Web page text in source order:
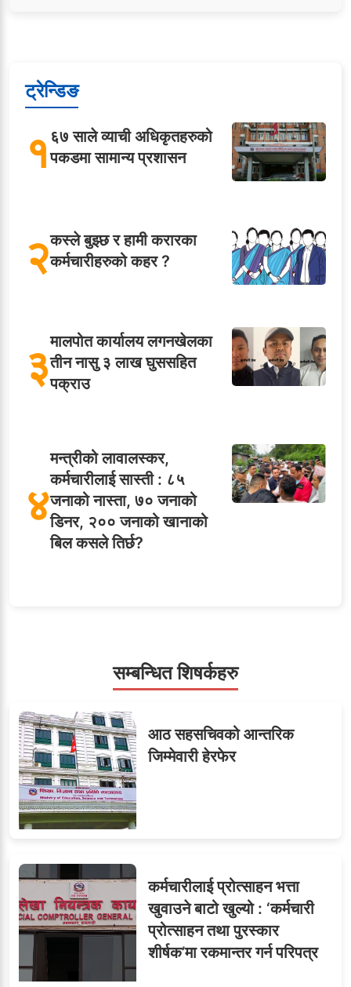
ट्रेन्डिङ
१६७ साले व्याची अधिकृतहरुको
पकडमा सामान्य प्रशासन
२कस्ले बुझ्छ र हामी करारका
कर्मचारीहरुको कहर ?
३मालपोत कार्यालय लगनखेलका
तीन नासु ३ लाख घुससहित
पक्राउ
४
मन्त्रीको लावालस्कर,
कर्मचारीलाई सास्ती : ८५
जनाको नास्ता, ७० जनाको
डिनर, २०० जनाको खानाको
बिल कसले तिर्छ?
६सहसचिवमा प्रथम भएका
विजयकुमार शर्माको लोकसेवा
टिप्स
७
८
जुनियरलाई दोहोरो जिम्मेवारी,
मन्त्रालयभित्र असन्तुष्टि
सम्बन्धित शिषर्कहरु
आठ सहसचिवको आन्तरिक
जिम्मेवारी हेरफेर
कर्मचारीलाई प्रोत्साहन भत्ता
खुवाउने बाटो खुल्यो : ‘कर्मचारी
प्रोत्साहन तथा पुरस्कार
शीर्षक’मा रकमान्तर गर्न परिपत्र